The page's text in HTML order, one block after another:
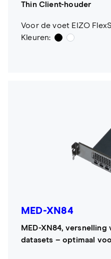
Thin Client-houder
Voor de voet EIZO
Kleuren:
MED-XN84
MED-XN84, versnelling
datasets – optimaal